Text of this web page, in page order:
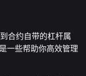
合约自带的杠杆属
一些帮助你高效管理